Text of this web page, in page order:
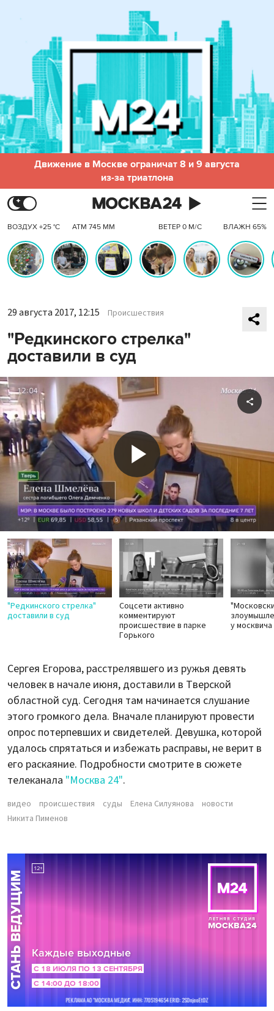
Движение в Москве ограничат 8 и 9 августа
из-за триатлона
ВОЗДУХ +25 °C АТМ 745 ММ ВЕТЕР 0 М/С ВЛАЖН 65%
29 августа 2017, 12:15 Происшествия
"Редкинского стрелка"
доставили в суд
Play
Video
"Редкинского стрелка"
доставили в суд
Соцсети активно
комментируют
происшествие в парке
Горького
у
Сергея Егорова, расстрелявшего из ружья девять
человек в начале июня, доставили в Тверской
областной суд. Сегодня там начинается слушание
этого громкого дела. Вначале планируют провести
опрос потерпевших и свидетелей. Девушка, которой
удалось спрятаться и избежать расправы, не верит в
его раскаяние. Подробности смотрите в сюжете
телеканала "Москва 24".
видео происшествия суды Елена Силуянова
новости
Никита Пименов